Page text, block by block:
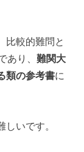
比較的難問と
あり、難関大
類の参考書に
いです。